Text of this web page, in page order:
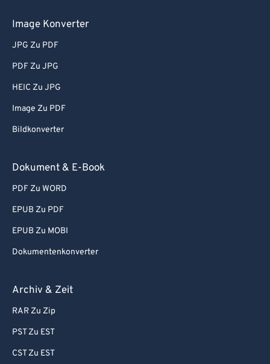
Image Konverter
JPG Zu PDF
PDF Zu JPG
HEIC Zu JPG
Image Zu PDF
Bildkonverter
Dokument & E-Book
PDF Zu WORD
EPUB Zu PDF
EPUB Zu MOBI
Dokumentenkonverter
Archiv & Zeit
RAR Zu Zip
PST Zu EST
CST Zu EST